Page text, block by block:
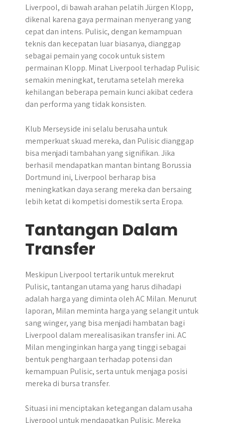
Liverpool, di bawah arahan pelatih Jürgen Klopp,
dikenal karena gaya permainan menyerang yang
cepat dan intens. Pulisic, dengan kemampuan
teknis dan kecepatan luar biasanya, dianggap
sebagai pemain yang cocok untuk sistem
permainan Klopp. Minat Liverpool terhadap Pulisic
semakin meningkat, terutama setelah mereka
kehilangan beberapa pemain kunci akibat cedera
dan performa yang tidak konsisten.
Klub Merseyside ini selalu berusaha untuk
memperkuat skuad mereka, dan Pulisic dianggap
bisa menjadi tambahan yang signifikan. Jika
berhasil mendapatkan mantan bintang Borussia
Dortmund ini, Liverpool berharap bisa
meningkatkan daya serang mereka dan bersaing
lebih ketat di kompetisi domestik serta Eropa.
Tantangan Dalam
Transfer
Meskipun Liverpool tertarik untuk merekrut
Pulisic, tantangan utama yang harus dihadapi
adalah harga yang diminta oleh AC Milan. Menurut
laporan, Milan meminta harga yang selangit untuk
sang winger, yang bisa menjadi hambatan bagi
Liverpool dalam merealisasikan transfer ini. AC
Milan menginginkan harga yang tinggi sebagai
bentuk penghargaan terhadap potensi dan
kemampuan Pulisic, serta untuk menjaga posisi
mereka di bursa transfer.
Situasi ini menciptakan ketegangan dalam usaha
Liverpool untuk mendapatkan Pulisic. Mereka